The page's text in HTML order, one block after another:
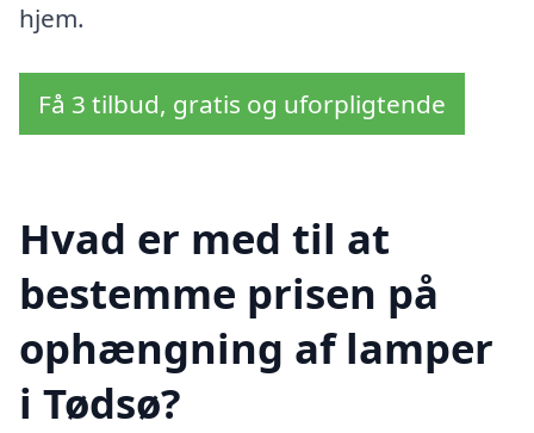
hjem.
Få 3 tilbud, gratis og uforpligtende
Hvad er med til at
bestemme prisen på
ophængning af lamper
i Tødsø?